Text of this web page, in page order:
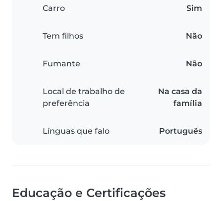
Carro Sim
Tem filhos Não
Fumante Não
Local de trabalho de
preferência
Na casa da
família
Línguas que falo Português
Educação e Certificações